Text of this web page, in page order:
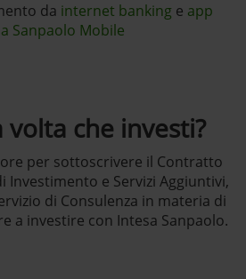
da internet banking e app
Sanpaolo Mobile
volta che investi?
per sottoscrivere il Contratto
Investimento e Servizi Aggiuntivi,
di Consulenza in materia di
a investire con Intesa Sanpaolo.